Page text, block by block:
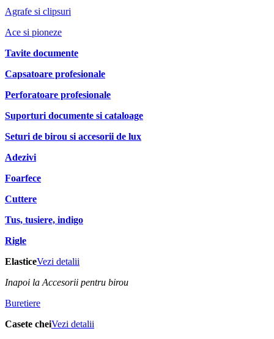
Agrafe si clipsuri
Ace si pioneze
Tavite documente
Capsatoare profesionale
Perforatoare profesionale
Suporturi documente si cataloage
Seturi de birou si accesorii de lux
Adezivi
Foarfece
Cuttere
Tus, tusiere, indigo
Rigle
ElasticeVezi detalii
Inapoi la Accesorii pentru birou
Buretiere
Casete cheiVezi detalii